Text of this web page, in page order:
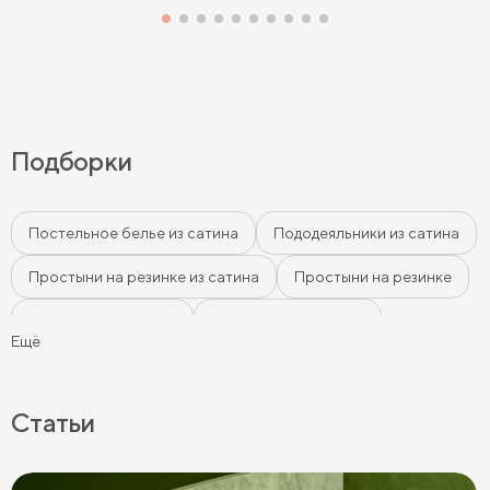
Подборки
Постельное белье из сатина Пододеяльники из сатина
Простыни на резинке из сатина Простыни на резинке
Ещё
Статьи